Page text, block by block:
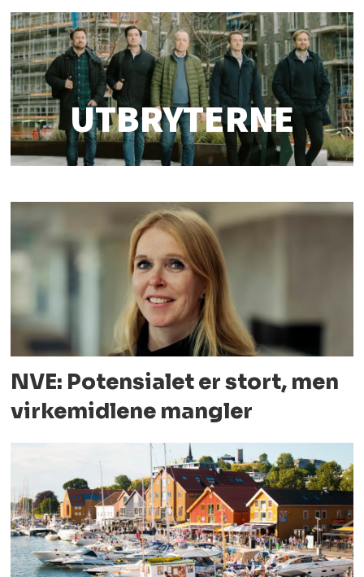
UTBRYTERNE
NVE: Potensialet er stort, men
virkemidlene mangler